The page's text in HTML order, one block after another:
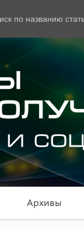
по названию
Архивы